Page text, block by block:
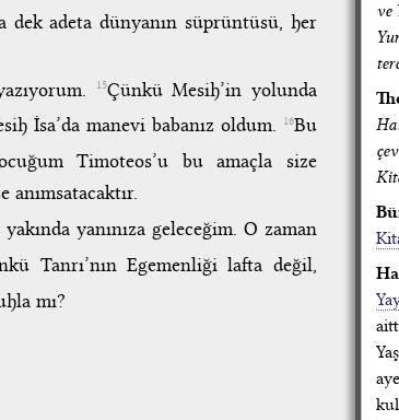
dek adeta dünyanın süprüntüsü, her
15Çünkü Mesih’in yolunda
İsa’da manevi babanız oldum.
16Bu
Timoteos’u bu amaçla size
yanınıza geleceğim. O zaman
Tanrı’nın Egemenliği lafta değil,
mı?
ve